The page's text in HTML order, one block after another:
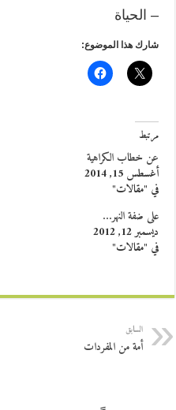
– الحياة
شارك هذا الموضوع:
مرتبط
عن خطاب الكراهية
أغسطس 15, 2014
في "مقالات"
على ضفة النهر…
ديسمبر 12, 2012
في "مقالات"
السابق
أمة من المفردات